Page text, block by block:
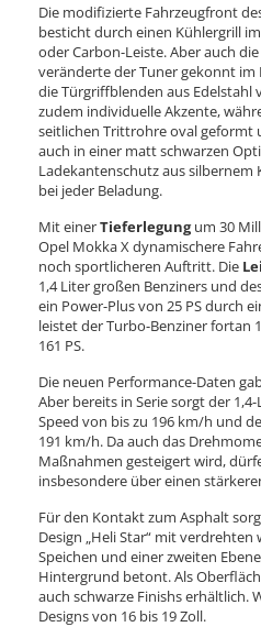
Die modifizierte Fahrzeugfront
besticht durch einen Kühlergrill
oder Carbon-Leiste. Aber auch
veränderte der Tuner gekonnt im
die Türgriffblenden aus Edelstahl
zudem individuelle Akzente,
seitlichen Trittrohre oval geformt
auch in einer matt schwarzen
Ladekantenschutz aus
bei jeder Beladung.
Mit einerTieferlegungum 30
Opel Mokka X dynamischere
noch sportlicheren Auftritt. Die
1,4 Liter großen Benziners und
ein Power-Plus von 25 PS durch
leistet der Turbo-Benziner fortan
161 PS.
Die neuen Performance-Daten
Aber bereits in Serie sorgt der
Speed von bis zu 196 km/h und
191 km/h. Da auch das
Maßnahmen gesteigert wird,
insbesondere über einen
Für den Kontakt zum Asphalt
Design „Heli Star“ mit verdrehten
Speichen und einer zweiten
Hintergrund betont. Als
auch schwarze Finishs erhältlich.
Designs von 16 bis 19 Zoll.